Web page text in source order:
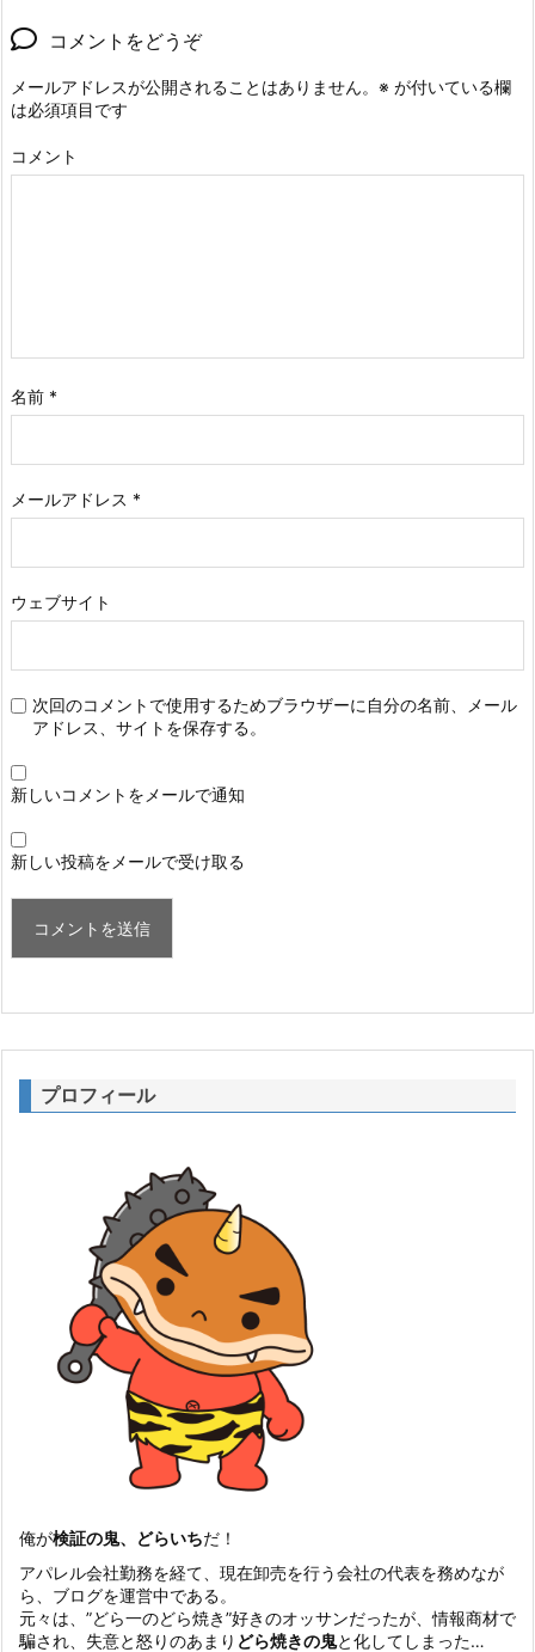
コメントをどうぞ
メールアドレスが公開されることはありません。 ※ が付いている欄
は必須項目です
コメント
名前 *
メールアドレス *
ウェブサイト
次回のコメントで使用するためブラウザーに自分の名前、メール
アドレス、サイトを保存する。
新しいコメントをメールで通知
新しい投稿をメールで受け取る
プロフィール
俺が検証の鬼、どらいちだ！
アパレル会社勤務を経て、現在卸売を行う会社の代表を務めなが
ら、ブログを運営中である。
元々は、”どら一のどら焼き”好きのオッサンだったが、情報商材で
騙され、失意と怒りのあまり どら焼きの鬼と化してしまった…